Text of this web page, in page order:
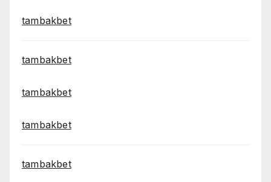
tambakbet
tambakbet
tambakbet
tambakbet
tambakbet